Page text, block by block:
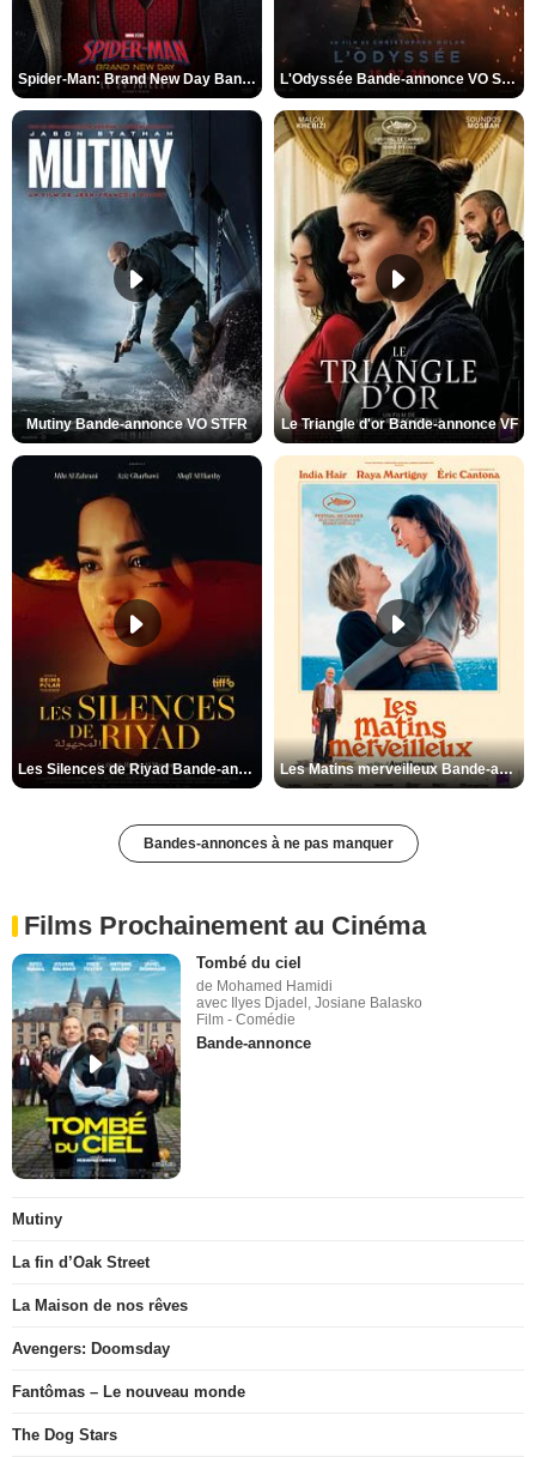
Spider-Man: Brand New Day Bande-annonce VO STFR L'Odyssée Bande-annonce VO STFR
Mutiny Bande-annonce VO STFR Le Triangle d'or Bande-annonce VF
Les Silences de Riyad Bande-annonce VO STFR Les Matins merveilleux Bande-annonce VF
Bandes-annonces à ne pas manquer
Films Prochainement au Cinéma
Tombé du ciel
de Mohamed Hamidi
avec Ilyes Djadel, Josiane Balasko
Film - Comédie
Bande-annonce
Mutiny
La fin d’Oak Street
La Maison de nos rêves
Avengers: Doomsday
Fantômas – Le nouveau monde
The Dog Stars